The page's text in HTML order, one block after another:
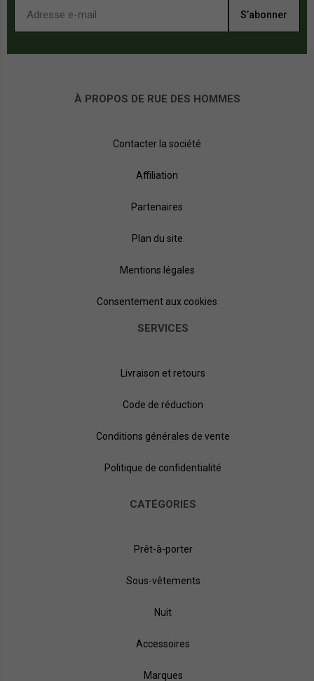
S’abonner
À PROPOS DE RUE DES HOMMES
Contacter la société
Affiliation
Partenaires
Plan du site
Mentions légales
Consentement aux cookies
SERVICES
Livraison et retours
Code de réduction
Conditions générales de vente
Politique de confidentialité
CATÉGORIES
Prêt-à-porter
Sous-vêtements
Nuit
Accessoires
Marques